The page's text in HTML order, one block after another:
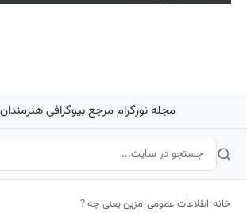
مجله نورگرام مرجع بیوگرافی هنرمندان
خانه/اطلاعات عمومی/مزین یعنی چه ?